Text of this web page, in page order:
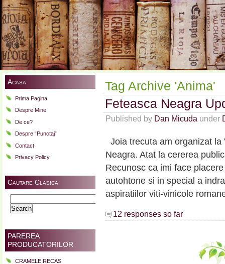
Acasa
Prima Pagina
Despre Mine
De ce?
Despre “Punctaj”
Contact
Privacy Policy
Cautare Clasica
for:
PAREREA
PRODUCATORILOR
CRAMELE RECAS
Tag Archive 'Anima'
Feteasca Neagra
Published by Dan Micuda under
Joia trecuta am organizat
Neagra. Atat la cererea
Recunosc ca imi face
autohtone si in special a
aspiratiilor viti-vinicole
12 responses so far